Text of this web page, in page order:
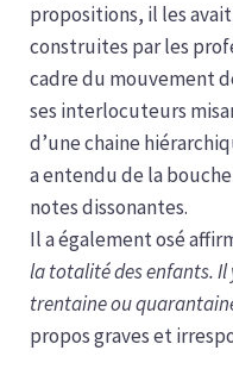
propositions, il les
construites par les
cadre du mouvement
ses interlocuteurs
d’une chaine
a entendu de la
notes dissonantes.
Il a également osé
la totalité des enfants. Il
trentaine ou
propos graves et